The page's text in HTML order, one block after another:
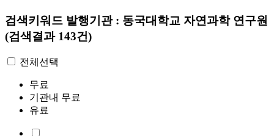
검색키워드 발행기관 : 동국대학교 자연과학 연구원
(검색결과 143건)
전체선택
무료
기관내 무료
유료